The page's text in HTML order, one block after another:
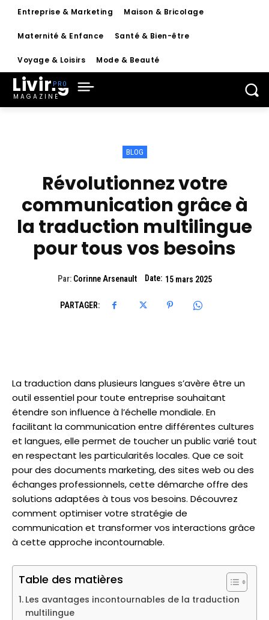
Entreprise & Marketing Maison & Bricolage
Maternité & Enfance Santé & Bien-être
Voyage & Loisirs Mode & Beauté
Living
MAGAZINE
BLOG
Révolutionnez votre
communication grâce à
la traduction multilingue
pour tous vos besoins
Par: Corinne Arsenault Date: 15 mars 2025
PARTAGER:
La traduction dans plusieurs langues s’avère être un
outil essentiel pour toute entreprise souhaitant
étendre son influence à l’échelle mondiale. En
facilitant la communication entre différentes cultures
et langues, elle permet de toucher un public varié tout
en respectant les particularités locales. Que ce soit
pour des documents marketing, des sites web ou des
échanges professionnels, cette démarche offre des
solutions adaptées à tous vos besoins. Découvrez
comment optimiser votre stratégie de
communication et transformer vos interactions grâce
à cette approche incontournable.
Table des matières
Les avantages incontournables de la traduction
multilingue